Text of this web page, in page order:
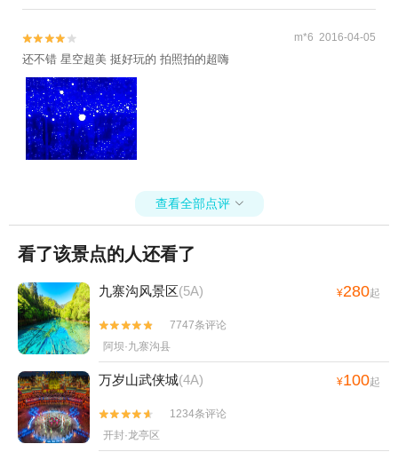

 m*6 2016-04-05
还不错 星空超美 挺好玩的 拍照拍的超嗨
查看全部点评 
看了该景点的人还看了
九寨沟风景区(5A) ¥280起


7747条评论
阿坝·九寨沟县
万岁山武侠城(4A) ¥100起


1234条评论
开封·龙亭区